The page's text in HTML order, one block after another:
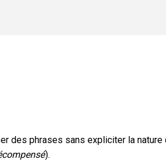
des phrases sans expliciter la
).